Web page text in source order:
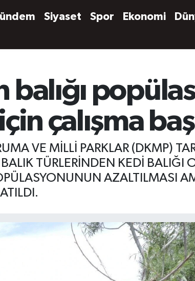
Siyaset Spor Ekonomi
balığı
çalışma
VE MİLLİ PARKLAR (DKMP)
TÜRLERİNDEN KEDİ BALIĞI
AZALTILMASI